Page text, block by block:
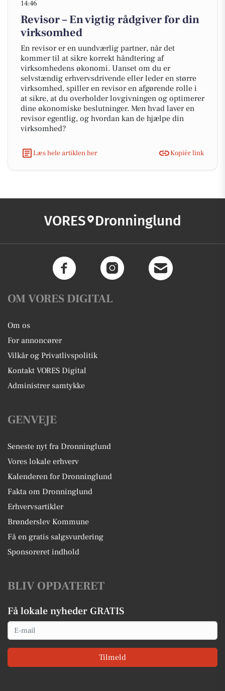
14:46
Revisor – En vigtig rådgiver for din
virksomhed
En revisor er en uundværlig partner, når det
kommer til at sikre korrekt håndtering af
virksomhedens økonomi. Uanset om du er
selvstændig erhvervsdrivende eller leder en større
virksomhed, spiller en revisor en afgørende rolle i
at sikre, at du overholder lovgivningen og optimerer
dine økonomiske beslutninger. Men hvad laver en
revisor egentlig, og hvordan kan de hjælpe din
virksomhed?
Læs hele artiklen her Kopiér link
VORES Dronninglund
OM VORES DIGITAL
Om os
For annoncører
Vilkår og Privatlivspolitik
Kontakt VORES Digital
Administrer samtykke
GENVEJE
Seneste nyt fra Dronninglund
Vores lokale erhverv
Kalenderen for Dronninglund
Fakta om Dronninglund
Erhvervsartikler
Brønderslev Kommune
Få en gratis salgsvurdering
Sponsoreret indhold
BLIV OPDATERET
Få lokale nyheder GRATIS
Email
Tilmeld